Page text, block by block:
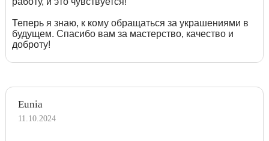
Теперь я знаю, к кому обращаться за украшениями в
будущем. Спасибо вам за мастерство, качество и
доброту!
Eunia
11.10.2024